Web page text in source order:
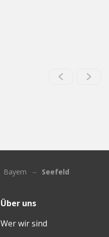
Bayern Seefeld
Über uns
Wer wir sind